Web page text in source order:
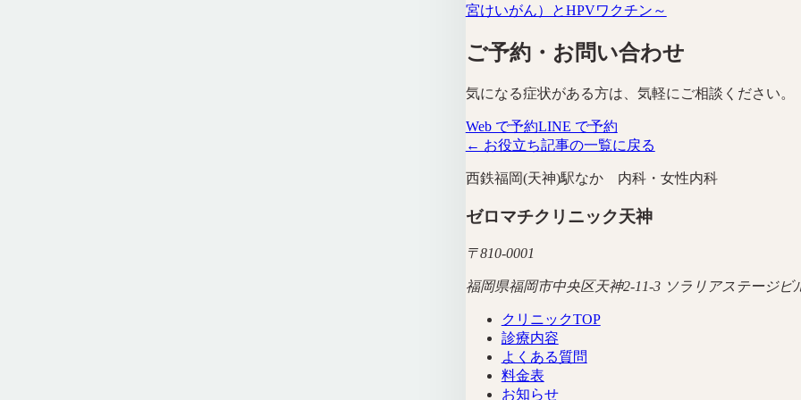
宮けいがん）とHPVワクチン～
ご予約・お問い合わせ
気になる症状がある方は、気軽にご相談ください。
Web で予約LINE で予約
← お役立ち記事の一覧に戻る
西鉄福岡(天神)駅なか 内科・女性内科
ゼロマチクリニック天神
〒810-0001
福岡県福岡市中央区天神2-11-3 ソラリアステージビ
クリニックTOP
診療内容
よくある質問
料金表
お知らせ